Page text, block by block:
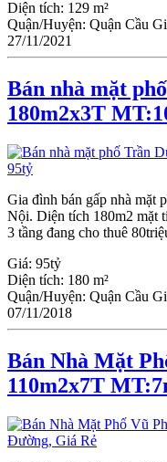
Diện tích: 129 m²
Quận/Huyện: Quận Cầu
27/11/2021
Bán nhà mặt
180m2x3T
Gia đình bán gấp nhà mặt
Nội. Diện tích 180m2 mặt
3 tầng đang cho thuê
Giá: 95tỷ
Diện tích: 180 m²
Quận/Huyện: Quận Cầu
07/11/2018
Bán Nhà Mặt
110m2x7T